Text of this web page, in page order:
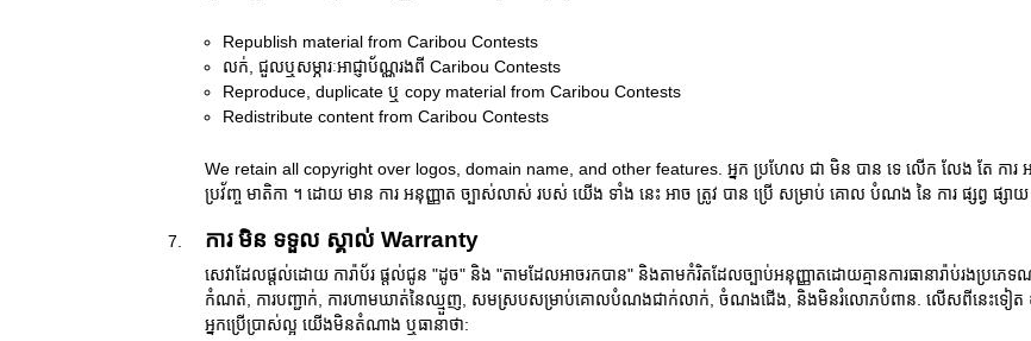
Republish material from Caribou Contests
លក់, ជួលឬសម្ភារៈអាជ្ញាប័ណ្ណរងពី Caribou Contests
Reproduce, duplicate ឬ copy material from Caribou Contests
Redistribute content from Caribou Contests
We retain all copyright over logos, domain name, and other features. អ្នក ប្រហែល ជា មិន បាន ទេ លើក លែង តែ កា
ប្រវ័ញ្ច មាតិកា ។ ដោយ មាន ការ អនុញ្ញាត ច្បាស់លាស់ របស់ យើង ទាំង នេះ អាច ត្រូវ បាន ប្រើ សម្រាប់ គោល បំណង នៃ ការ ផ្សព្វ ផ្
ការ មិន ទទួល ស្គាល់ Warranty
សេវាដែលផ្តល់ដោយ ការ៉ាប័រ ផ្តល់ជូន "ដូច" និង "តាមដែលអាចរកបាន" និងតាមកំរិតដែលច្បាប់អនុញ្ញាតដោយគ្មានការធានារ៉ាប់រងប្រភ
កំណត់, ការបញ្ជាក់, ការហាមឃាត់នៃឈ្មួញ, សមស្របសម្រាប់គោលបំណងជាក់លាក់, ចំណងជើង, និងមិនរំលោភបំពាន. លើសពីនេះទៀ
អ្នកប្រើប្រាស់ល្អ យើងមិនតំណាង ឬធានាថា: